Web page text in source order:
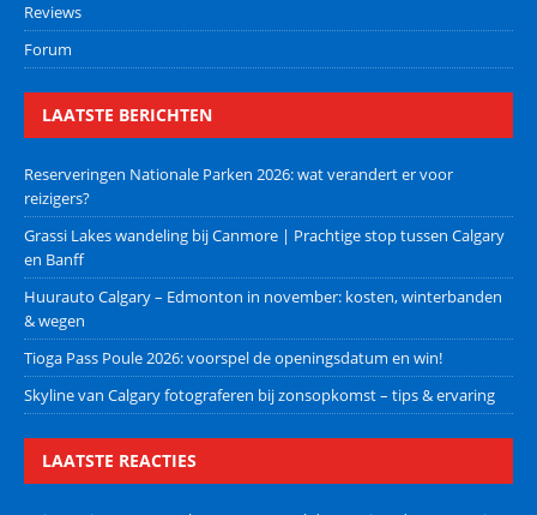
Reviews
Forum
LAATSTE BERICHTEN
Reserveringen Nationale Parken 2026: wat verandert er voor
reizigers?
Grassi Lakes wandeling bij Canmore | Prachtige stop tussen Calgary
en Banff
Huurauto Calgary – Edmonton in november: kosten, winterbanden
& wegen
Tioga Pass Poule 2026: voorspel de openingsdatum en win!
Skyline van Calgary fotograferen bij zonsopkomst – tips & ervaring
LAATSTE REACTIES